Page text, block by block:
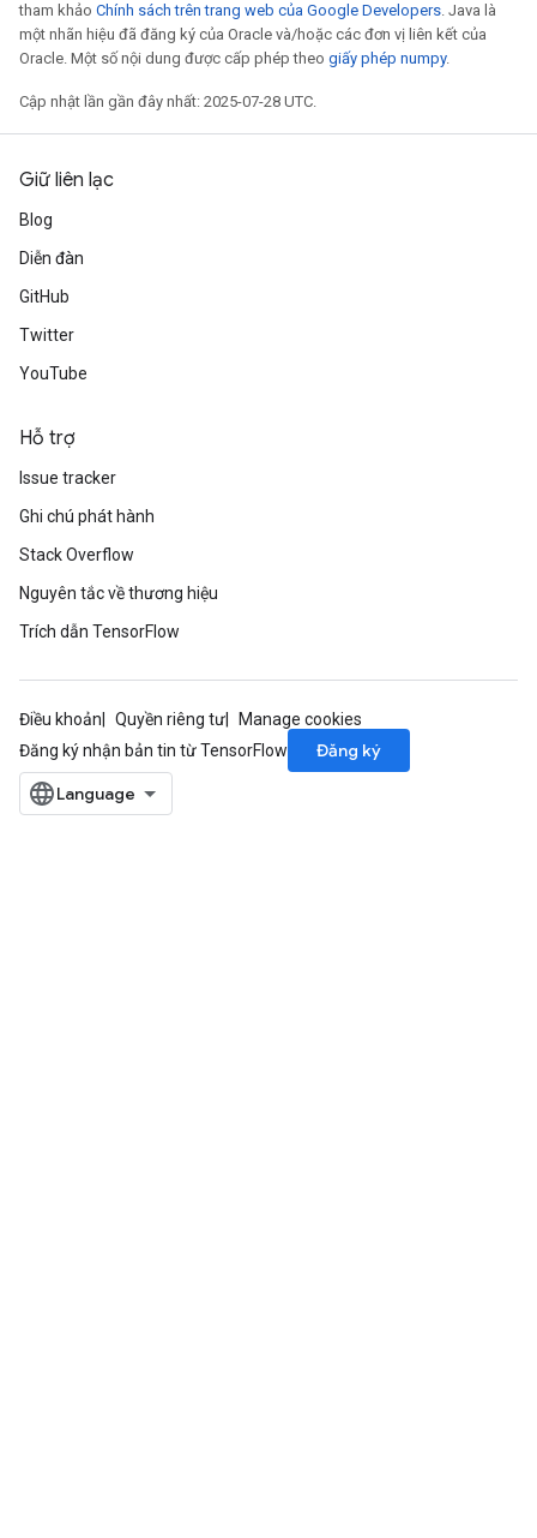
tham khảo Chính sách trên trang web của Google Developers. Java là
một nhãn hiệu đã đăng ký của Oracle và/hoặc các đơn vị liên kết của
Oracle. Một số nội dung được cấp phép theo giấy phép numpy.
Cập nhật lần gần đây nhất: 2025-07-28 UTC.
Giữ liên lạc
Blog
Diễn đàn
GitHub
Twitter
YouTube
Hỗ trợ
Issue tracker
Ghi chú phát hành
Stack Overflow
Nguyên tắc về thương hiệu
Trích dẫn TensorFlow
Điều khoản Quyền riêng tư
Manage cookies
Đăng ký nhận bản tin từ TensorFlow
Đăng ký